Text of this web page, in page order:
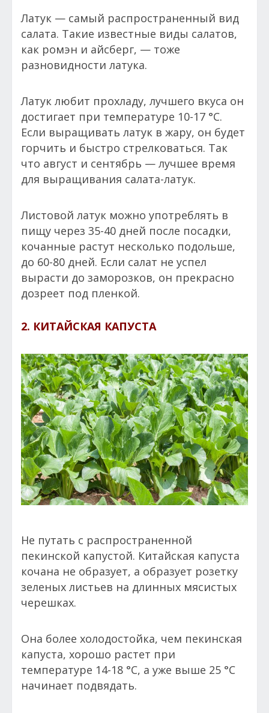
Латук — самый распространенный вид
салата. Такие известные виды салатов,
как ромэн и айсберг, — тоже
разновидности латука.
Латук любит прохладу, лучшего вкуса он
достигает при температуре 10-17 °С.
Если выращивать латук в жару, он будет
горчить и быстро стрелковаться. Так
что август и сентябрь — лучшее время
для выращивания салата-латук.
Листовой латук можно употреблять в
пищу через 35-40 дней после посадки,
кочанные растут несколько подольше,
до 60-80 дней. Если салат не успел
вырасти до заморозков, он прекрасно
дозреет под пленкой.
2. КИТАЙСКАЯ КАПУСТА
Не путать с распространенной
пекинской капустой. Китайская капуста
кочана не образует, а образует розетку
зеленых листьев на длинных мясистых
черешках.
Она более холодостойка, чем пекинская
капуста, хорошо растет при
температуре 14-18 °С, а уже выше 25 °С
начинает подвядать.